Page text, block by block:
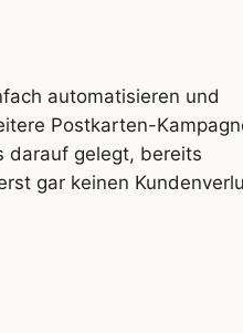
automatisieren und
Postkarten-
darauf gelegt, bereits
gar keinen